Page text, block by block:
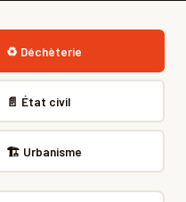
♻️ Déchèterie
📄 État civil
🏗 Urbanisme